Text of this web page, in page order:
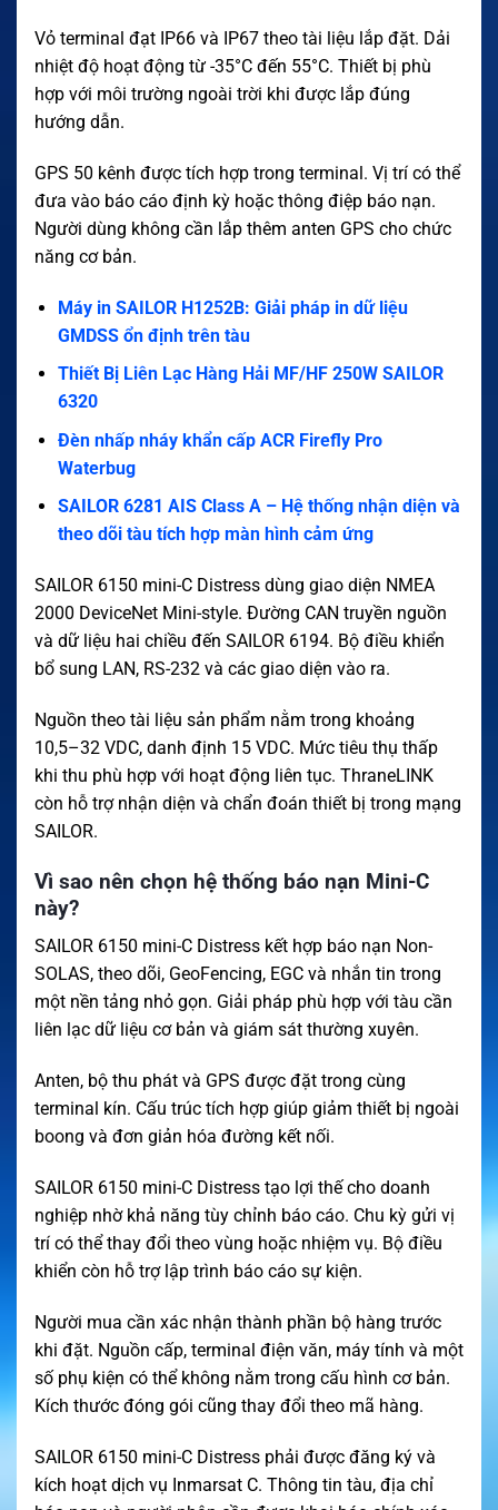
Vỏ terminal đạt IP66 và IP67 theo tài liệu lắp đặt. Dải
nhiệt độ hoạt động từ -35°C đến 55°C. Thiết bị phù
hợp với môi trường ngoài trời khi được lắp đúng
hướng dẫn.
GPS 50 kênh được tích hợp trong terminal. Vị trí có thể
đưa vào báo cáo định kỳ hoặc thông điệp báo nạn.
Người dùng không cần lắp thêm anten GPS cho chức
năng cơ bản.
Máy in SAILOR H1252B: Giải pháp in dữ liệu
GMDSS ổn định trên tàu
Thiết Bị Liên Lạc Hàng Hải MF/HF 250W SAILOR
6320
Đèn nhấp nháy khẩn cấp ACR Firefly Pro
Waterbug
SAILOR 6281 AIS Class A – Hệ thống nhận diện và
theo dõi tàu tích hợp màn hình cảm ứng
SAILOR 6150 mini-C Distress dùng giao diện NMEA
2000 DeviceNet Mini-style. Đường CAN truyền nguồn
và dữ liệu hai chiều đến SAILOR 6194. Bộ điều khiển
bổ sung LAN, RS-232 và các giao diện vào ra.
Nguồn theo tài liệu sản phẩm nằm trong khoảng
10,5–32 VDC, danh định 15 VDC. Mức tiêu thụ thấp
khi thu phù hợp với hoạt động liên tục. ThraneLINK
còn hỗ trợ nhận diện và chẩn đoán thiết bị trong mạng
SAILOR.
Vì sao nên chọn hệ thống báo nạn Mini-C
này?
SAILOR 6150 mini-C Distress kết hợp báo nạn Non-
SOLAS, theo dõi, GeoFencing, EGC và nhắn tin trong
một nền tảng nhỏ gọn. Giải pháp phù hợp với tàu cần
liên lạc dữ liệu cơ bản và giám sát thường xuyên.
Anten, bộ thu phát và GPS được đặt trong cùng
terminal kín. Cấu trúc tích hợp giúp giảm thiết bị ngoài
boong và đơn giản hóa đường kết nối.
SAILOR 6150 mini-C Distress tạo lợi thế cho doanh
nghiệp nhờ khả năng tùy chỉnh báo cáo. Chu kỳ gửi vị
trí có thể thay đổi theo vùng hoặc nhiệm vụ. Bộ điều
khiển còn hỗ trợ lập trình báo cáo sự kiện.
Người mua cần xác nhận thành phần bộ hàng trước
khi đặt. Nguồn cấp, terminal điện văn, máy tính và một
số phụ kiện có thể không nằm trong cấu hình cơ bản.
Kích thước đóng gói cũng thay đổi theo mã hàng.
SAILOR 6150 mini-C Distress phải được đăng ký và
kích hoạt dịch vụ Inmarsat C. Thông tin tàu, địa chỉ